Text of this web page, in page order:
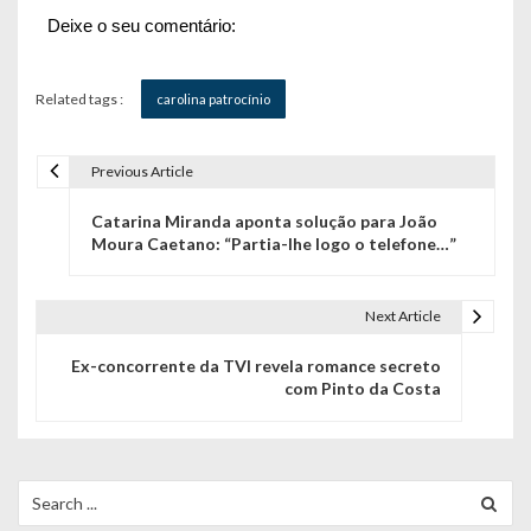
Deixe o seu comentário:
Related tags : carolina patrocínio
ã
Previous Article
Catarina Miranda aponta solução para João
Moura Caetano: “Partia-lhe logo o telefone…”
Next Article
Ex-concorrente da TVI revela romance secreto
com Pinto da Costa
for: